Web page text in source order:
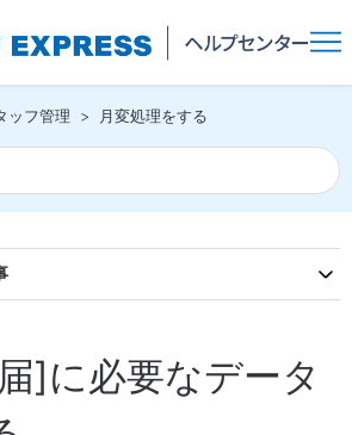
ッフ管理 月変処理をする
]に必要なデータ